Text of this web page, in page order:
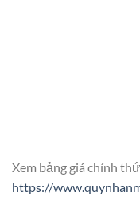
Xem bảng giá chính
https://